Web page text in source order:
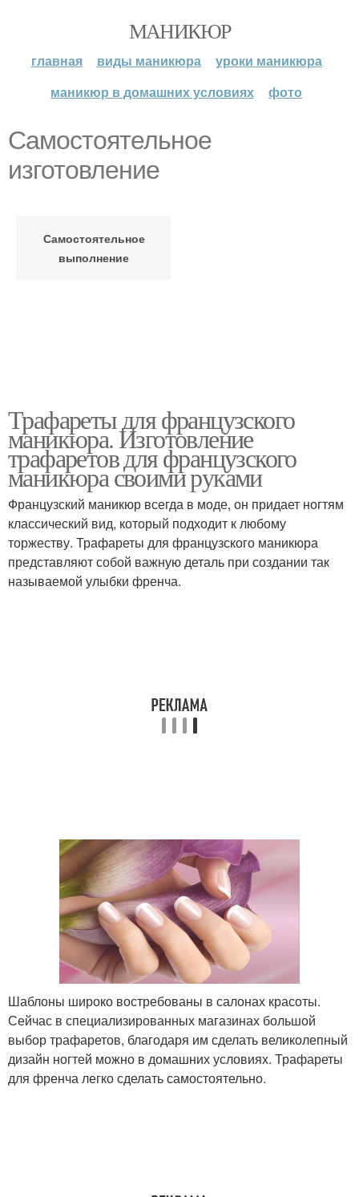
МАНИКЮР
главная виды маникюра
уроки маникюра
маникюр в домашних условиях
фото
Самостоятельное
изготовление
Самостоятельное
выполнение
Трафареты для французского
маникюра. Изготовление
трафаретов для французского
маникюра своими руками
Французский маникюр всегда в моде, он придает ногтям
классический вид, который подходит к любому
торжеству. Трафареты для французского маникюра
представляют собой важную деталь при создании так
называемой улыбки френча.
Шаблоны широко востребованы в салонах красоты.
Сейчас в специализированных магазинах большой
выбор трафаретов, благодаря им сделать великолепный
дизайн ногтей можно в домашних условиях. Трафареты
для френча легко сделать самостоятельно.